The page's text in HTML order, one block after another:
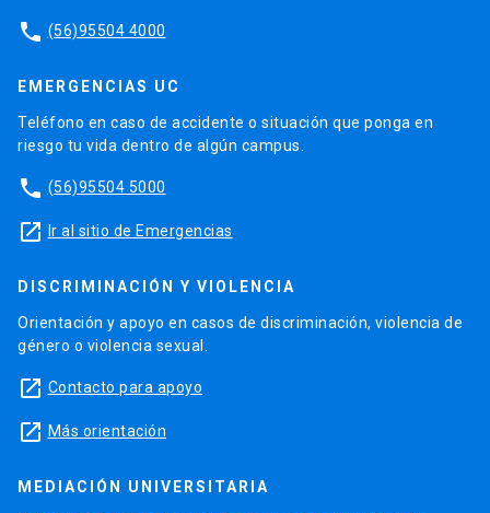
phone (56)95504 4000
EMERGENCIAS UC
Teléfono en caso de accidente o situación que ponga en
riesgo tu vida dentro de algún campus.
phone (56)95504 5000
launch Ir al sitio de Emergencias
DISCRIMINACIÓN Y VIOLENCIA
Orientación y apoyo en casos de discriminación, violencia de
género o violencia sexual.
launch Contacto para apoyo
launch Más orientación
MEDIACIÓN UNIVERSITARIA